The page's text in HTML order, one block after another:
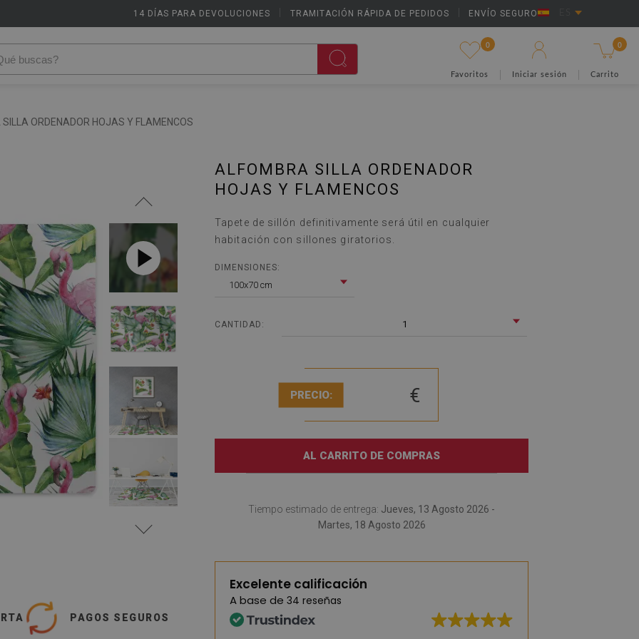
14 DÍAS PARA DEVOLUCIONES TRAMITACIÓN RÁPIDA DE PEDIDOS ENVÍO SEGURO
0
Favoritos Iniciar sesión
0
Carrito
ORDENADOR HOJAS Y FLAMENCOS
PAGOS SEGUROS
ALFOMBRA SILLA ORDENADOR
HOJAS Y FLAMENCOS
Tapete de sillón definitivamente será útil en cualquier
habitación con sillones giratorios.
DIMENSIONES:
100x70 cm
CANTIDAD: 1
PRECIO: €
AL CARRITO DE COMPRAS
Tiempo estimado de entrega: Jueves, 13 Agosto 2026 -
Martes, 18 Agosto 2026
Excelente calificación
A base de 34 reseñas